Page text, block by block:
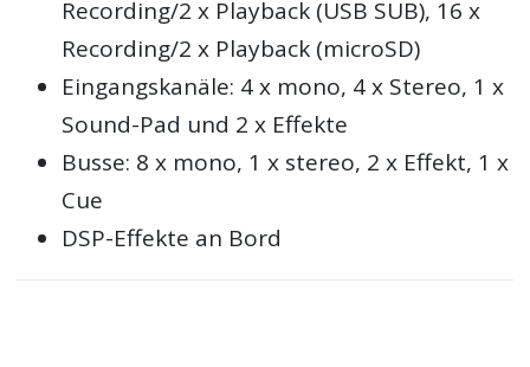
Recording/2 x Playback (USB SUB), 16 x
Recording/2 x Playback (microSD)
Eingangskanäle: 4 x mono, 4 x Stereo, 1 x
Sound-Pad und 2 x Effekte
Busse: 8 x mono, 1 x stereo, 2 x Effekt, 1 x
Cue
DSP-Effekte an Bord